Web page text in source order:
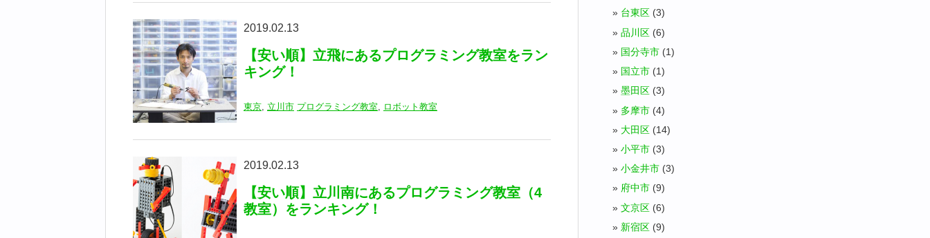
2019.02.13
【安い順】立飛にあるプログラミング教室をラン
キング！
東京, 立川市 プログラミング教室, ロボット教室
2019.02.13
【安い順】立川南にあるプログラミング教室（4
教室）をランキング！
台東区 (3)
品川区 (6)
国分寺市 (1)
国立市 (1)
墨田区 (3)
多摩市 (4)
大田区 (14)
小平市 (3)
小金井市 (3)
府中市 (9)
文京区 (6)
新宿区 (9)